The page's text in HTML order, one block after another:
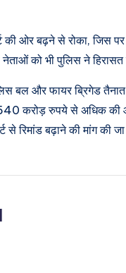
की ओर बढ़ने से रोका, जिस
को भी पुलिस ने हिरासत
बल और फायर ब्रिगेड
करोड़ रुपये से अधिक
से रिमांड बढ़ाने की मांग की